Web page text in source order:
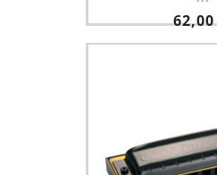
Prix